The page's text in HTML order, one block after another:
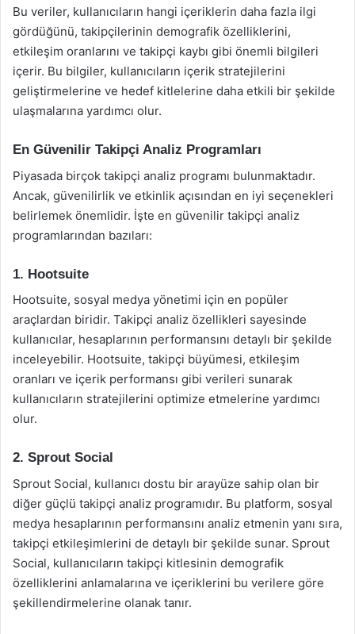
Bu veriler, kullanıcıların hangi içeriklerin daha fazla ilgi
gördüğünü, takipçilerinin demografik özelliklerini,
etkileşim oranlarını ve takipçi kaybı gibi önemli bilgileri
içerir. Bu bilgiler, kullanıcıların içerik stratejilerini
geliştirmelerine ve hedef kitlelerine daha etkili bir şekilde
ulaşmalarına yardımcı olur.
En Güvenilir Takipçi Analiz Programları
Piyasada birçok takipçi analiz programı bulunmaktadır.
Ancak, güvenilirlik ve etkinlik açısından en iyi seçenekleri
belirlemek önemlidir. İşte en güvenilir takipçi analiz
programlarından bazıları:
1. Hootsuite
Hootsuite, sosyal medya yönetimi için en popüler
araçlardan biridir. Takipçi analiz özellikleri sayesinde
kullanıcılar, hesaplarının performansını detaylı bir şekilde
inceleyebilir. Hootsuite, takipçi büyümesi, etkileşim
oranları ve içerik performansı gibi verileri sunarak
kullanıcıların stratejilerini optimize etmelerine yardımcı
olur.
2. Sprout Social
Sprout Social, kullanıcı dostu bir arayüze sahip olan bir
diğer güçlü takipçi analiz programıdır. Bu platform, sosyal
medya hesaplarının performansını analiz etmenin yanı sıra,
takipçi etkileşimlerini de detaylı bir şekilde sunar. Sprout
Social, kullanıcıların takipçi kitlesinin demografik
özelliklerini anlamalarına ve içeriklerini bu verilere göre
şekillendirmelerine olanak tanır.